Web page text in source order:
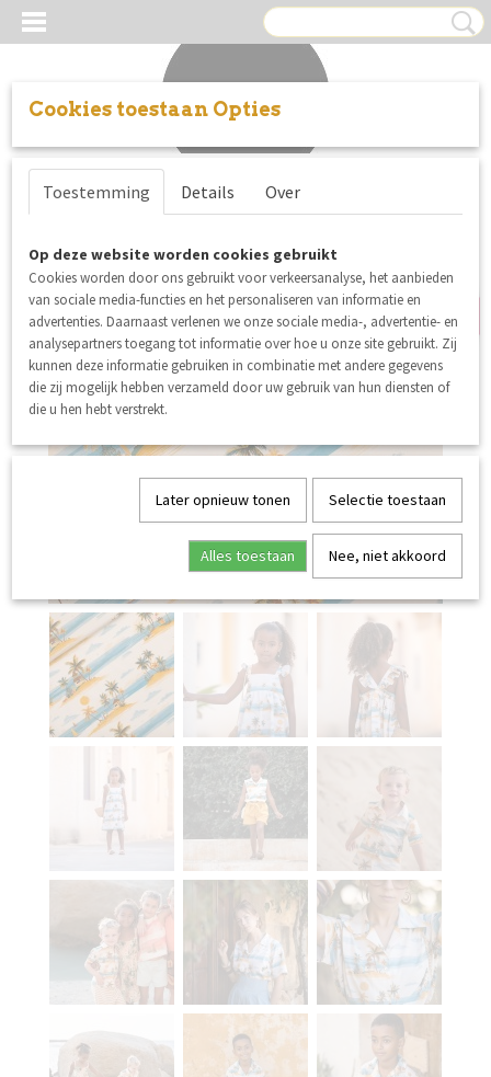
Inloggen Registreren
nieuw
Cookies toestaan Opties
Toestemming Details Over
Op deze website worden cookies gebruikt
Cookies worden door ons gebruikt voor verkeersanalyse, het aanbieden
van sociale media-functies en het personaliseren van informatie en
advertenties. Daarnaast verlenen we onze sociale media-, advertentie- en
analysepartners toegang tot informatie over hoe u onze site gebruikt. Zij
kunnen deze informatie gebruiken in combinatie met andere gegevens
die zij mogelijk hebben verzameld door uw gebruik van hun diensten of
die u hen hebt verstrekt.
Later opnieuw tonen Selectie toestaan
Alles toestaan Nee, niet akkoord